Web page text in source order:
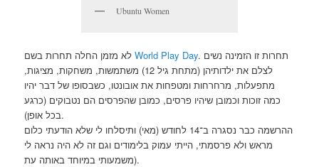
Ubuntu Women
לא מזמן החלה תחרות בשםWorld Play Day. תחרות זו הזמינה נשים
לצלם את ילדותיהן (מתחת גיל 12) משתמשות, משחקות, מציגות,
מתפעלות, מרחרחות ומטפחות את אובונטו, כשבסופו של דבר יהיו
כמה זוכות וכמובן שיהיו פרסים, כמובן שהפרסים הם נטבוקים (כרגע
בכל אופן).
ההרשמה כבר נסגרה ב־14 לחודש (מאי) ותיסלחו לי שלא הודעתי כלום
מראש ולא פרסמתי, הייתי עמוק בלימודים וגם זה לא היה נראה לי
משמעותי במיוחד באותה עת).